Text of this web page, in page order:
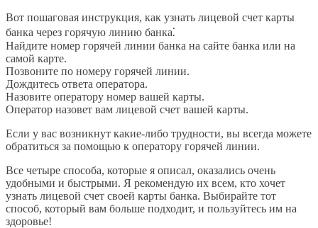
Вот пошаговая инструкция, как узнать лицевой счет карты
банка через горячую линию банка⁚
Найдите номер горячей линии банка на сайте банка или на
самой карте.
Позвоните по номеру горячей линии.
Дождитесь ответа оператора.
Назовите оператору номер вашей карты.
Оператор назовет вам лицевой счет вашей карты.
Если у вас возникнут какие-либо трудности, вы всегда можете
обратиться за помощью к оператору горячей линии.
Все четыре способа, которые я описал, оказались очень
удобными и быстрыми. Я рекомендую их всем, кто хочет
узнать лицевой счет своей карты банка. Выбирайте тот
способ, который вам больше подходит, и пользуйтесь им на
здоровье!